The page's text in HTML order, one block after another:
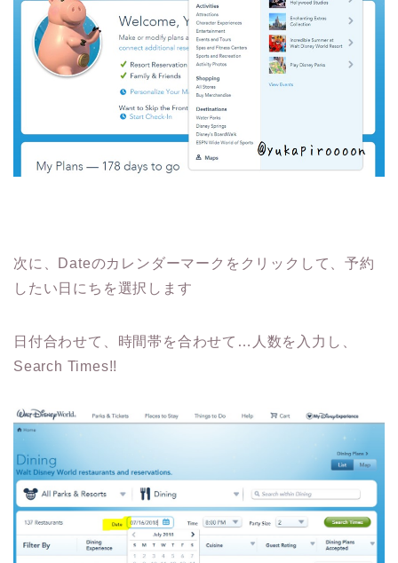
次に、Dateのカレンダーマークをクリックして、予約
したい日にちを選択します
日付合わせて、時間帯を合わせて…人数を入力し、
Search Times!!